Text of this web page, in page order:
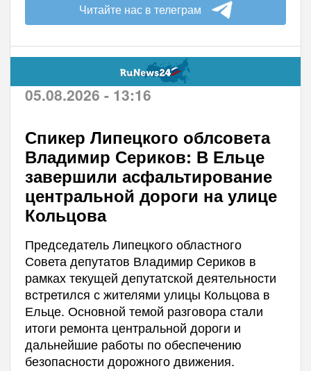
Читайте нас в телеграм
05.08.2026 - 13:16
Спикер Липецкого облсовета
Владимир Сериков: В Ельце
завершили асфальтирование
центральной дороги на улице
Кольцова
Председатель Липецкого областного
Совета депутатов Владимир Сериков в
рамках текущей депутатской деятельности
встретился с жителями улицы Кольцова в
Ельце. Основной темой разговора стали
итоги ремонта центральной дороги и
дальнейшие работы по обеспечению
безопасности дорожного движения.